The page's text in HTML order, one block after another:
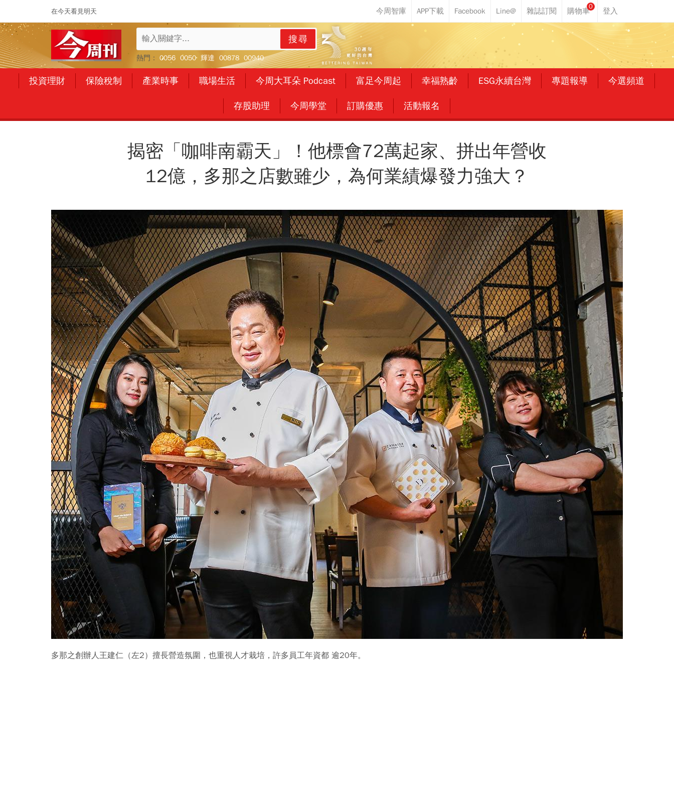
在今天看見明天
0
搜尋
熱門： 0056 0050 輝達 00878 00940
投資理財 保險稅制 產業時事 職場生活 今周大耳朵 Podcast 富足今周起 幸福熟齡 ESG永續台灣 專題報導 今選頻道
存股助理 今周學堂 訂購優惠 活動報名
揭密「咖啡南霸天」！他標會72萬起家、拼出年營收
12億，多那之店數雖少，為何業績爆發力強大？
多那之創辦人王建仁（左2）擅長營造氛圍，也重視人才栽培，許多員工年資都 逾20年。